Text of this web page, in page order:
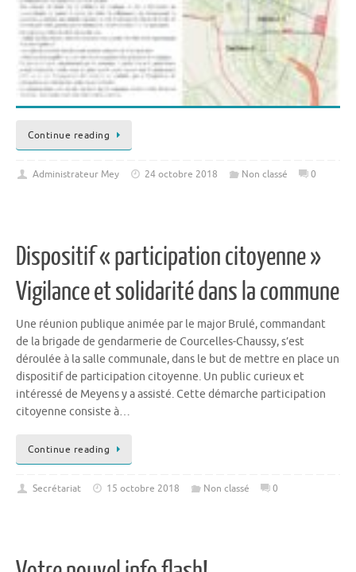
Continue reading
Administrateur Mey 24 octobre 2018 Non classé 0
Dispositif « participation citoyenne »
Vigilance et solidarité dans la commune
Une réunion publique animée par le major Brulé, commandant
de la brigade de gendarmerie de Courcelles-Chaussy, s’est
déroulée à la salle communale, dans le but de mettre en place un
dispositif de participation citoyenne. Un public curieux et
intéressé de Meyens y a assisté. Cette démarche participation
citoyenne consiste à…
Continue reading
Secrétariat 15 octobre 2018 Non classé 0